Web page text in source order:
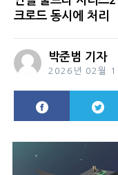
크로드 동시에 처리
박준범 기자
2026년 02월